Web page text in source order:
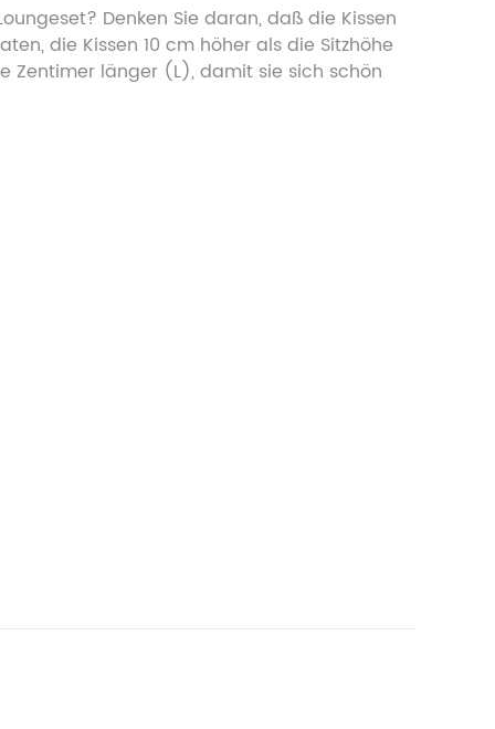
Denken Sie daran, daß die Kissen
die Kissen 10 cm höher als die Sitzhöhe
Zentimer länger (L), damit sie sich schön